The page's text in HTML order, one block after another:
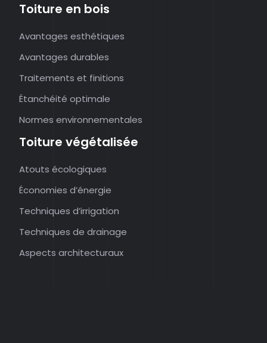
Toiture en bois
Avantages esthétiques
Avantages durables
Traitements et finitions
Étanchéité optimale
Normes environnementales
Toiture végétalisée
Atouts écologiques
Économies d’énergie
Techniques d’irrigation
Techniques de drainage
Aspects architecturaux